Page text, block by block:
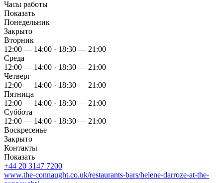
Часы работы
Показать
Понедельник
Закрыто
Вторник
12:00 — 14:00 · 18:30 — 21:00
Среда
12:00 — 14:00 · 18:30 — 21:00
Четверг
12:00 — 14:00 · 18:30 — 21:00
Пятница
12:00 — 14:00 · 18:30 — 21:00
Суббота
12:00 — 14:00 · 18:30 — 21:00
Воскресенье
Закрыто
Контакты
Показать
+44 20 3147 7200
www.the-connaught.co.uk/restaurants-bars/helene-darroze-at-the-